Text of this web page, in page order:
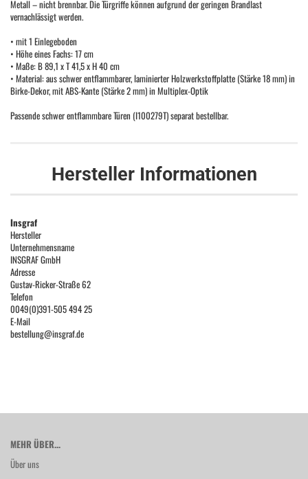
Metall – nicht brennbar. Die Türgriffe können aufgrund der geringen Brandlast
vernachlässigt werden.
• mit 1 Einlegeboden
• Höhe eines Fachs: 17 cm
• Maße: B 89,1 x T 41,5 x H 40 cm
• Material: aus schwer entflammbarer, laminierter Holzwerkstoffplatte (Stärke 18 mm) in
Birke-Dekor, mit ABS-Kante (Stärke 2 mm) in Multiplex-Optik
Passende schwer entflammbare Türen (I100279T) separat bestellbar.
Hersteller Informationen
Insgraf
Hersteller
Unternehmensname
INSGRAF GmbH
Adresse
Gustav-Ricker-Straße 62
Telefon
0049(0)391-505 494 25
E-Mail
bestellung@insgraf.de
MEHR ÜBER...
Über uns